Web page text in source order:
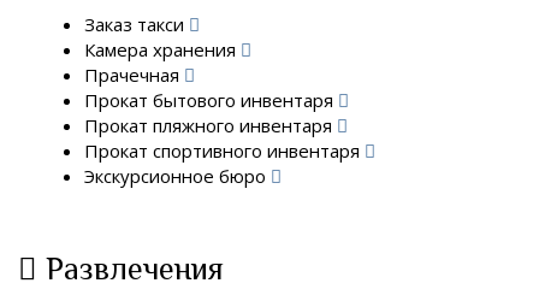
Заказ такси
Камера хранения
Прачечная
Прокат бытового инвентаря
Прокат пляжного инвентаря
Прокат спортивного инвентаря
Экскурсионное бюро
Развлечения